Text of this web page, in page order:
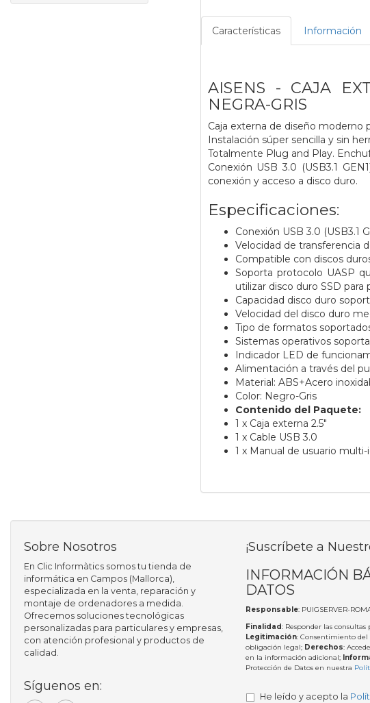
Características Información
AISENS - CAJA
NEGRA-GRIS
Caja externa de diseño moderno
Instalación súper sencilla y sin
Totalmente Plug and Play.
Conexión USB 3.0 (USB3.1
conexión y acceso a disco duro.
Especificaciones:
Conexión USB 3.0 (USB3.1
Velocidad de transferencia
Compatible con discos
Soporta protocolo UASP
utilizar disco duro SSD
Capacidad disco duro
Velocidad del disco duro
Tipo de formatos
Sistemas operativos
Indicador LED de
Alimentación a través del
Material: ABS+Acero
Color: Negro-Gris
Contenido del Paquete:
1 x Caja externa 2.5"
1 x Cable USB 3.0
1 x Manual de usuario
Sobre Nosotros
En Clic Informàtics somos tu tienda de
informática en Campos (Mallorca),
especializada en la venta, reparación y
montaje de ordenadores a medida.
Ofrecemos soluciones tecnológicas
personalizadas para particulares y empresas,
con atención profesional y productos de
calidad.
Síguenos en:
¡Suscríbete a
INFORMACIÓN
DATOS
Responsable: PUIGSERVER-
Finalidad: Responder las
Legitimación: Consentimiento del
obligación legal; Derechos:
en la información adicional;
Protección de Datos en nuestra
He leído y acepto la